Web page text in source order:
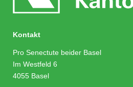
Kontakt
Pro Senectute beider Basel
Im Westfeld 6
4055 Basel